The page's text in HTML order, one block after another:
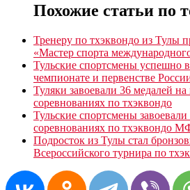
Похожие статьи по
Тренеру по тхэквондо из Тулы
«Мастер спорта
Тульские спортсмены успешно
чемпионате и первенстве
Туляки завоевали 36 медалей
соревнованиях по тхэквондо
Тульские спортсмены
соревнованиях по тхэквондо
Подросток из Тулы стал
Всероссийского турнира по